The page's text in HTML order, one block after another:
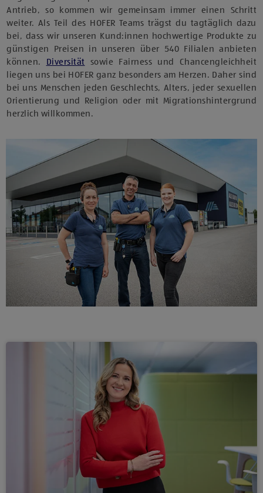
Antrieb, so kommen wir gemeinsam immer einen Schritt
weiter. Als Teil des HOFER Teams trägst du tagtäglich dazu
bei, dass wir unseren Kund:innen hochwertige Produkte zu
günstigen Preisen in unseren über 540 Filialen anbieten
können. Diversität sowie Fairness und Chancengleichheit
liegen uns bei HOFER ganz besonders am Herzen. Daher sind
bei uns Menschen jeden Geschlechts, Alters, jeder sexuellen
Orientierung und Religion oder mit Migrationshintergrund
herzlich willkommen.